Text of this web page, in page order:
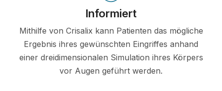
Informiert
Mithilfe von Crisalix kann Patienten das mögliche
Ergebnis ihres gewünschten Eingriffes anhand
einer dreidimensionalen Simulation ihres Körpers
vor Augen geführt werden.